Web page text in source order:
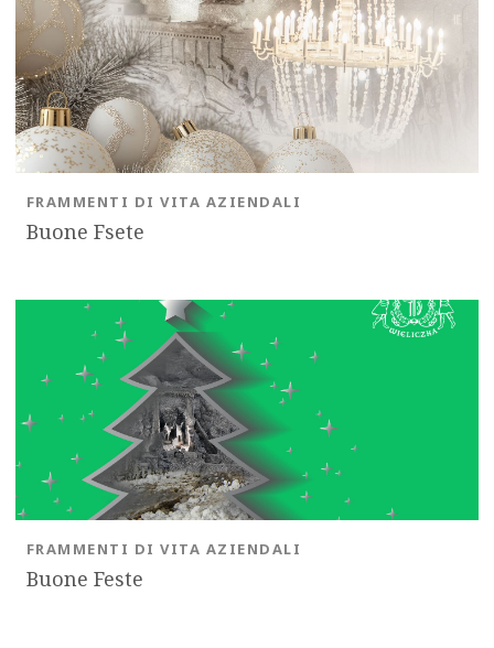
Buone Fsete
FRAMMENTI DI VITA AZIENDALI
Buone Feste
FRAMMENTI DI VITA AZIENDALI